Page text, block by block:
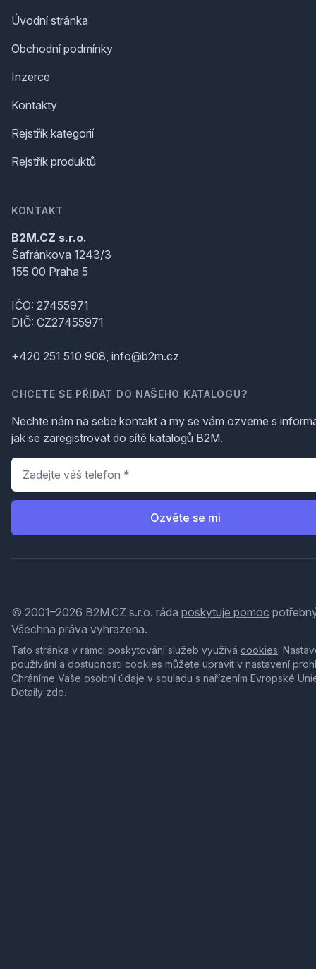
Úvodní stránka
Obchodní podmínky
Inzerce
Kontakty
Rejstřík kategorií
Rejstřík produktů
KONTAKT
B2M.CZ s.r.o.
Šafránkova 1243/3
155 00 Praha 5
IČO: 27455971
DIČ: CZ27455971
+420 251 510 908, info@b2m.cz
CHCETE SE PŘIDAT DO NAŠEHO KATALOGU?
Nechte nám na sebe kontakt a my se vám ozveme s
jak se zaregistrovat do sítě katalogů B2M.
Telefon
Ozvěte se mi
© 2001–2026 B2M.CZ s.r.o. ráda poskytuje pomoc
Všechna práva vyhrazena.
Tato stránka v rámci poskytování služeb využívá cookies.
používání a dostupnosti cookies můžete upravit v nastavení
Chráníme Vaše osobní údaje v souladu s nařízením Evropské
Detaily zde.